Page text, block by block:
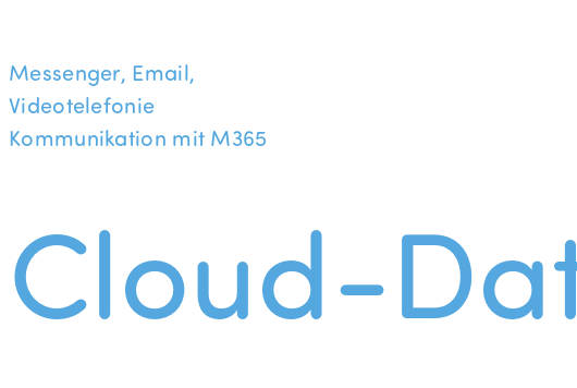
Messenger, Email,
Videotelefonie
Kommunikation mit M365
Cloud-